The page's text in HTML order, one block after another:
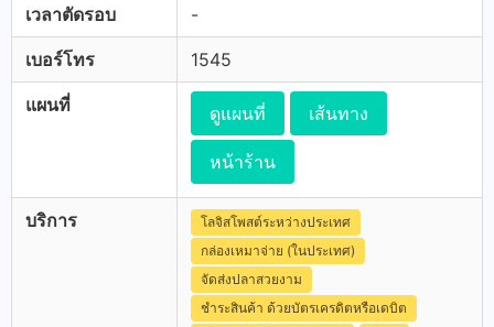
เวลาตัดรอบ -
เบอร์โทร 1545
แผนที่ ดูแผนที่ เส้นทาง
หน้าร้าน
บริการ
โลจิสโพสต์ระหว่างประเทศ
กล่องเหมาจ่าย (ในประเทศ)
จัดส่งปลาสวยงาม
ชำระสินค้า ด้วยบัตรเครดิตหรือเดบิต